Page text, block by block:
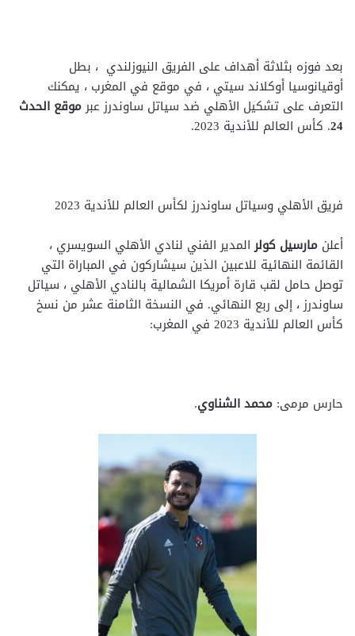
بعد فوزه بثلاثة أهداف على الفريق النيوزلندي ، بطل
أوقيانوسيا أوكلاند سيتي ، في موقع في المغرب ، يمكنك
التعرف على تشكيل الأهلي ضد سياتل ساوندرز عبرموقع الحدث
24. كأس العالم للأندية 2023.
فريق الأهلي وسياتل ساوندرز لكأس العالم للأندية 2023
أعلن مارسيل كولرالمدير الفني لنادي الأهلي السويسري ،
القائمة النهائية للاعبين الذين سيشاركون في المباراة التي
توصل حامل لقب قارة أمريكا الشمالية بالنادي الأهلي ، سياتل
ساوندرز ، إلى ربع النهائي. في النسخة الثامنة عشر من نسخ
كأس العالم للأندية 2023 في المغرب:
حارس مرمى: محمد الشناوي.